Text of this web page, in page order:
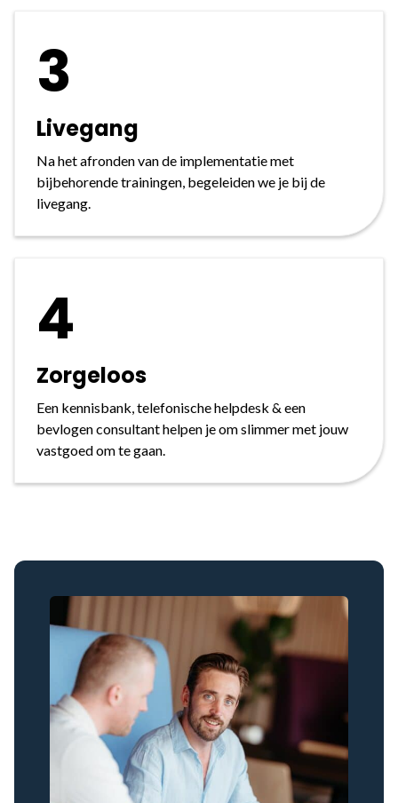
3
Livegang
Na het afronden van de implementatie met
bijbehorende trainingen, begeleiden we je bij de
livegang.
4
Zorgeloos
Een kennisbank, telefonische helpdesk & een
bevlogen consultant helpen je om slimmer met jouw
vastgoed om te gaan.